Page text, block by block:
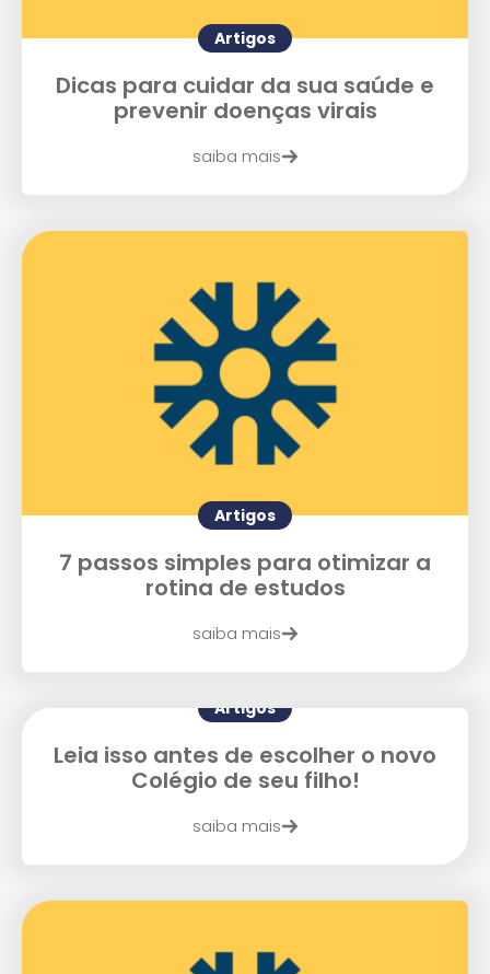
Artigos
Dicas para cuidar da sua saúde e
prevenir doenças virais
saiba mais
Artigos
7 passos simples para otimizar a
rotina de estudos
saiba mais
Artigos
Leia isso antes de escolher o novo
Colégio de seu filho!
saiba mais
Agende uma visita
Enviar E-mail